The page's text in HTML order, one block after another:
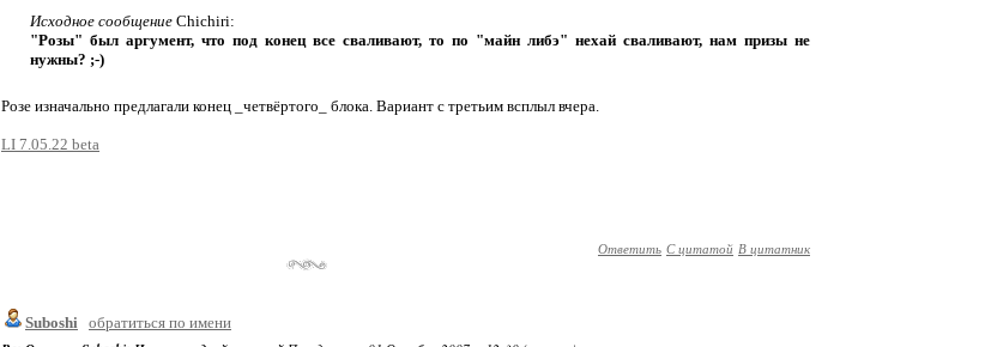
Исходное сообщение Chichiri:
"Розы" был аргумент, что под конец все сваливают, то по "майн либэ" нехай сваливают, нам призы не
нужны? ;-)
Розе изначально предлагали конец _четвёртого_ блока. Вариант с третьим всплыл вчера.
LI 7.05.22 beta
Ответить С цитатой В цитатник
Suboshi обратиться по имени